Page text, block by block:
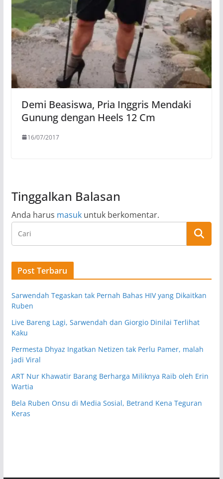
Demi Beasiswa, Pria Inggris Mendaki
Gunung dengan Heels 12 Cm
16/07/2017
Tinggalkan Balasan
Anda harus masukuntuk berkomentar.
Post Terbaru
Sarwendah Tegaskan tak Pernah Bahas HIV yang Dikaitkan
Ruben
Live Bareng Lagi, Sarwendah dan Giorgio Dinilai Terlihat
Kaku
Permesta Dhyaz Ingatkan Netizen tak Perlu Pamer, malah
jadi Viral
ART Nur Khawatir Barang Berharga Miliknya Raib oleh Erin
Wartia
Bela Ruben Onsu di Media Sosial, Betrand Kena Teguran
Keras